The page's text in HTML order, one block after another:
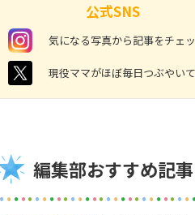
公式SNS
instagram 気になる写真から記事をチェ
twitter 現役ママがほぼ毎日つぶやい
編集部おすすめ記事